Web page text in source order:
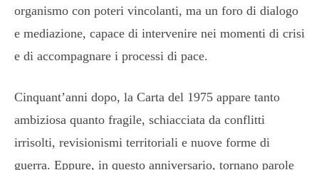
organismo con poteri vincolanti, ma un foro di dialogo
e mediazione, capace di intervenire nei momenti di crisi
e di accompagnare i processi di pace.
Cinquant’anni dopo, la Carta del 1975 appare tanto
ambiziosa quanto fragile, schiacciata da conflitti
irrisolti, revisionismi territoriali e nuove forme di
guerra. Eppure, in questo anniversario, tornano parole